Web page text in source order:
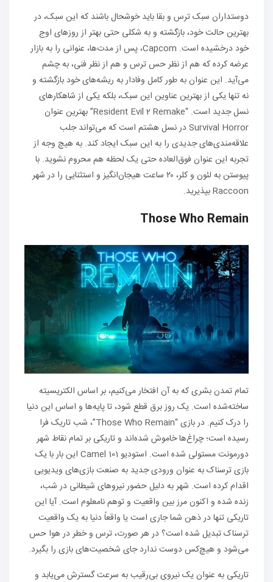
دوستداران سبک ترس و بقا باید خوشحال باشند که این سبک، در
بهترین حالت خود، بازگشته و به شکلی حتی بهتر از روزهای اوج
خود درخشیده است. Capcom، پس از مدت‌ها، عنوانی را به بازار
عرضه کرده که هم از نظر حس ترس و هم از نظر فنی، به چشم
می‌آید. این عنوان به طور کامل وفادار به ریشه‌های خود بازگشته و
نه تنها یکی از بهترین عناوین این سبک، بلکه یکی از شاهکارهای
نسل جدید است. “Resident Evil 2 Remake” بهترین عنوان
Survival Horror در نسل هشتم است که می‌تواند جلب
علاقه‌مندی‌های جدیدی را به این سبک ایجاد کند. به هیچ وجه از
تجربه این عنوان فوق‌العاده حتی یک لحظه هم محروم نشوید. با
پیوستن به لئون و کلر، ۲۰ ساعت هیجان‌انگیز و استثنایی را در شهر
Raccoon بپذیرید.
Those Who Remain
تمام تمدن بشری که به آن افتخار می‌کنیم، بر اساس الکتریسیته
ساخته‌شده است. یک روز برق قطع شود، تا پایه‌ها و اساس این دنیا
را درک کنیم. در بازی “Those Who Remain”، شب تاریک فرا
رسیده است؛ چراغ‌ها خاموش شده‌اند و تاریکی بر تمام نقاط شهر
دورمونت مستولی شده است. استودیو Camel 101 این بار با یک
بازی ترسناک به عنوان ورودی جدید به صنعت بازی‌های ویدیویی
اقدام کرده است. شهر به دلیل حضور نیروهای شیطانی در شب،
زنده شده و اکنون مرز بین واقعیت و توهم نامعلوم است. آیا این
تاریکی تنها در ذهن شما جاری است یا واقعاً دنیا به یک واقعیت
ترسناک تبدیل شده است؟ در هر صورت، ترس و خطر در هوا حس
می‌شود و هیچ‌کس دوست ندارد جای شخصیت‌های بازی را بگیرد.
تاریکی به عنوان یک نیروی بی‌رقیب به سرعت گسترش می‌یابد و